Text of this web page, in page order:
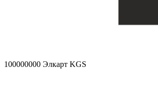
100000000 Элкарт KGS